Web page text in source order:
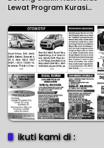
Lewat Program Kurasi
ikuti kami di :